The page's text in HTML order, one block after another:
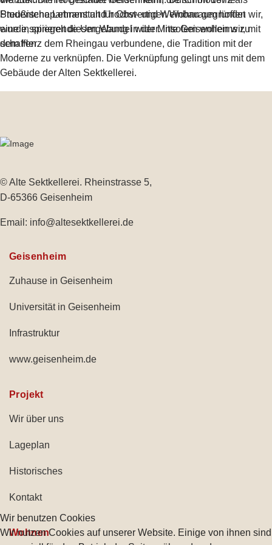
Preußische Lehranstalt für Obst- und Weinbau gegründet
wurde, spiegelt diesen Wandel wider.Insofern wollen wir, mit
dem Herz dem Rheingau verbundene, die Tradition mit der
Moderne zu verknüpfen. Die Verknüpfung gelingt uns mit dem
Gebäude der Alten Sektkellerei.
Studentenapartment und hochwertigen Wohnraum hoffen wir,
eine inspirierende Umgebung in der Mitte Geisenheims zu
schaffen.
© Alte Sektkellerei. Rheinstrasse 5,
D-65366 Geisenheim
Email: info@altesektkellerei.de
Geisenheim
Zuhause in Geisenheim
Universität in Geisenheim
Infrastruktur
www.geisenheim.de
Projekt
Wir über uns
Lageplan
Historisches
Kontakt
Wohnen
Wir benutzen Cookies
Wir nutzen Cookies auf unserer Website. Einige von ihnen sind